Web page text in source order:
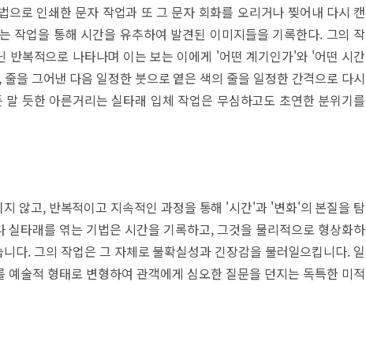
으로 인쇄한 문자 작업과 또 그 문자 회화를 오리거나 찢어내 다시 캔
작업을 통해 시간을 유추하여 발견된 이미지들을 기록한다. 그의 작
반복적으로 나타나며 이는 보는 이에게 '어떤 계기인가'와 '어떤 시간
을 그어낸 다음 일정한 붓으로 옅은 색의 줄을 일정한 간격으로 다시
듯한 아른거리는 실타래 입체 작업은 무심하고도 초연한 분위기를
않고, 반복적이고 지속적인 과정을 통해 '시간'과 '변화'의 본질을 탐
타래를 엮는 기법은 시간을 기록하고, 그것을 물리적으로 형상화하
다. 그의 작업은 그 자체로 불확실성과 긴장감을 불러일으킵니다. 일
술적 형태로 변형하여 관객에게 심오한 질문을 던지는 독특한 미적